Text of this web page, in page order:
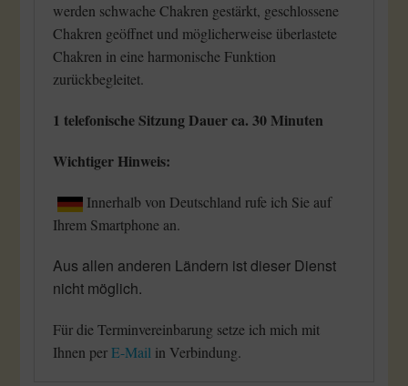
werden schwache Chakren gestärkt, geschlossene
Chakren geöffnet und möglicherweise überlastete
Chakren in eine harmonische Funktion
zurückbegleitet.
1 telefonische Sitzung Dauer ca. 30 Minuten
Wichtiger Hinweis:
Innerhalb von Deutschland rufe ich Sie auf
Ihrem Smartphone an.
Aus allen anderen Ländern ist dieser Dienst
nicht möglich.
Für die Terminvereinbarung setze ich mich mit
Ihnen perE-Mail in Verbindung.